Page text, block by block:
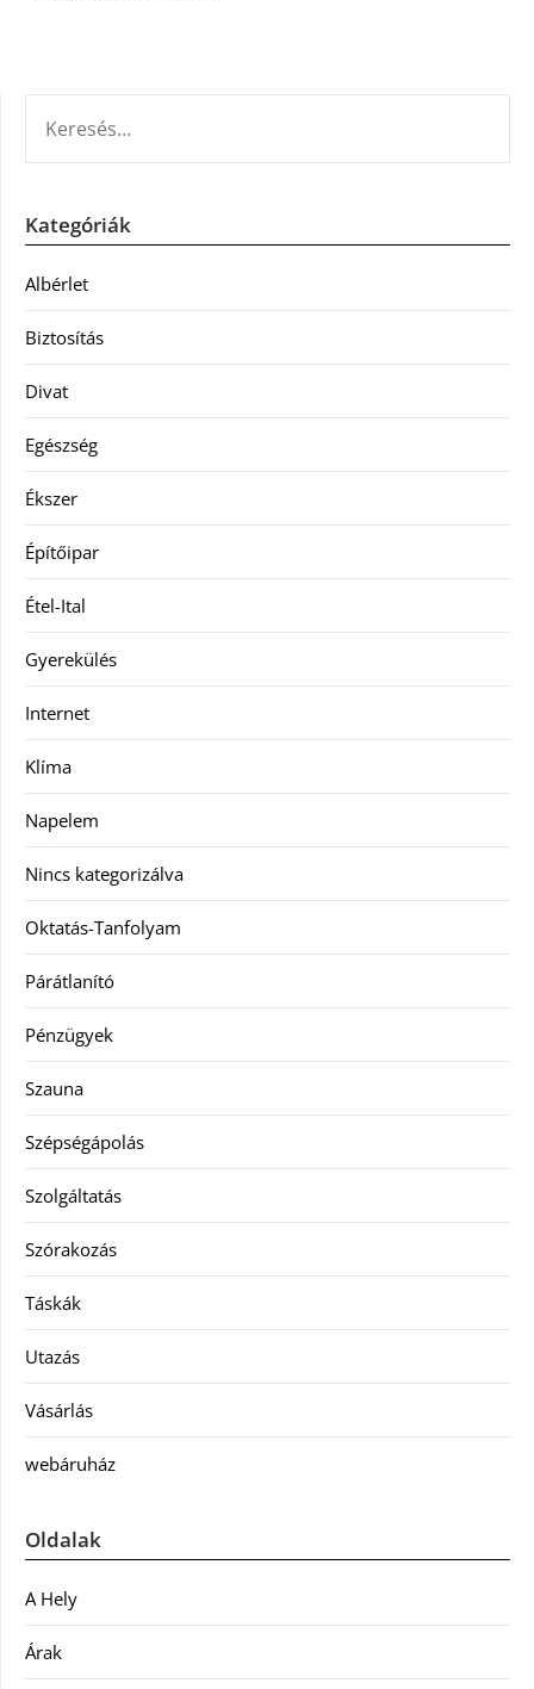
Kategóriák
Albérlet
Biztosítás
Divat
Egészség
Ékszer
Építőipar
Étel-Ital
Gyerekülés
Internet
Klíma
Napelem
Nincs kategorizálva
Oktatás-Tanfolyam
Párátlanító
Pénzügyek
Szauna
Szépségápolás
Szolgáltatás
Szórakozás
Táskák
Utazás
Vásárlás
webáruház
Oldalak
A Hely
Árak